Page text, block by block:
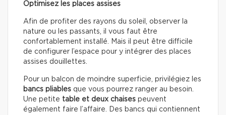
Optimisez les places assises
Afin de profiter des rayons du soleil, observer la
nature ou les passants, il vous faut être
confortablement installé. Mais il peut être difficile
de configurer l’espace pour y intégrer des places
assises douillettes.
Pour un balcon de moindre superficie, privilégiez les
bancs pliables que vous pourrez ranger au besoin.
Une petite table et deux chaises peuvent
également faire l’affaire. Des bancs qui contiennent